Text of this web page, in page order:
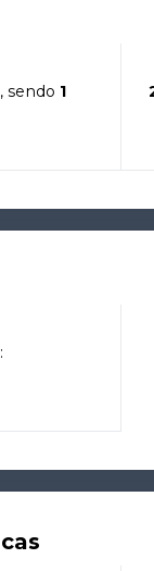
sendo 1